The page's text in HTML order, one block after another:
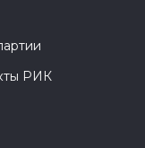
РИК